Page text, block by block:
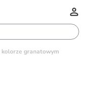
kolorze granatowym